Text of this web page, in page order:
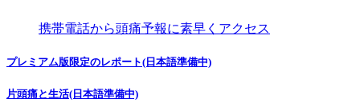
携帯電話から頭痛予報に素早くアクセス
プレミアム版限定のレポート(日本語準備中)
片頭痛と生活(日本語準備中)